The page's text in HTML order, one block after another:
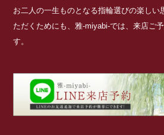
お二人の一生ものとなる指輪選びの楽しい
ただくためにも、雅-miyabi-では、来店ご
す。